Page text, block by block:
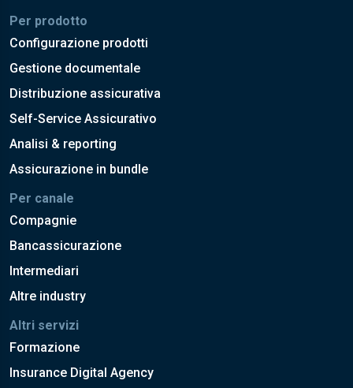
Per prodotto
Configurazione prodotti
Gestione documentale
Distribuzione assicurativa
Self-Service Assicurativo
Analisi & reporting
Assicurazione in bundle
Per canale
Compagnie
Bancassicurazione
Intermediari
Altre industry
Altri servizi
Formazione
Insurance Digital Agency